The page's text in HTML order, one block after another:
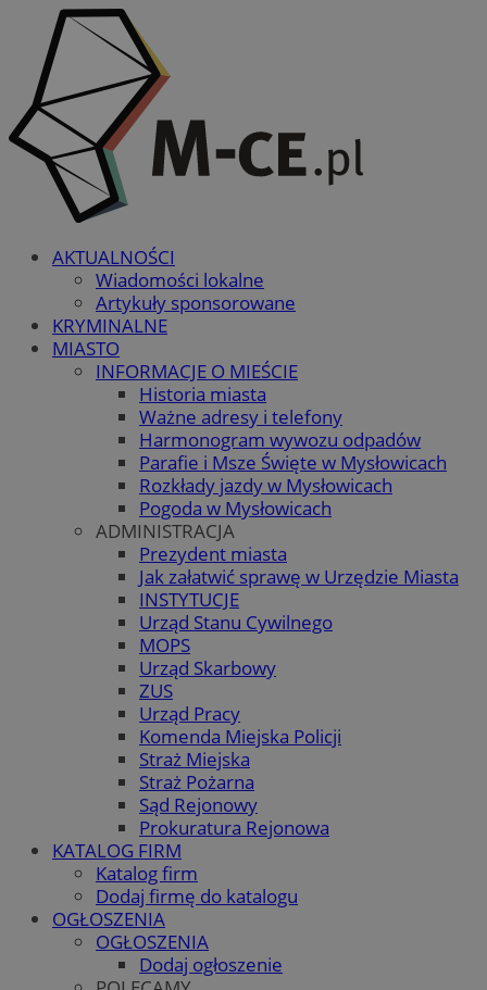
AKTUALNOŚCI
Wiadomości lokalne
Artykuły sponsorowane
KRYMINALNE
MIASTO
INFORMACJE O MIEŚCIE
Historia miasta
Ważne adresy i telefony
Harmonogram wywozu odpadów
Parafie i Msze Święte w Mysłowicach
Rozkłady jazdy w Mysłowicach
Pogoda w Mysłowicach
ADMINISTRACJA
Prezydent miasta
Jak załatwić sprawę w Urzędzie Miasta
INSTYTUCJE
Urząd Stanu Cywilnego
MOPS
Urząd Skarbowy
ZUS
Urząd Pracy
Komenda Miejska Policji
Straż Miejska
Straż Pożarna
Sąd Rejonowy
Prokuratura Rejonowa
KATALOG FIRM
Katalog firm
Dodaj firmę do katalogu
OGŁOSZENIA
OGŁOSZENIA
Dodaj ogłoszenie